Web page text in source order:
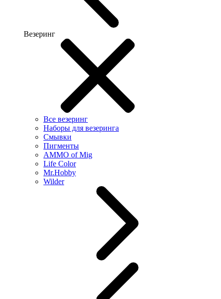
Везеринг
Все везеринг
Наборы для везеринга
Смывки
Пигменты
AMMO of Mig
Life Color
Mr.Hobby
Wilder